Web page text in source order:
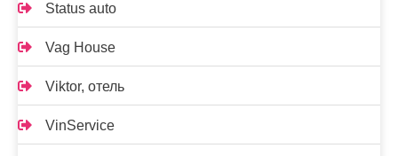
Status auto
Vag House
Viktor, отель
VinService